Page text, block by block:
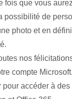
fois que vous
possibilité de
photo et en
nos
compte
pour accéder à des